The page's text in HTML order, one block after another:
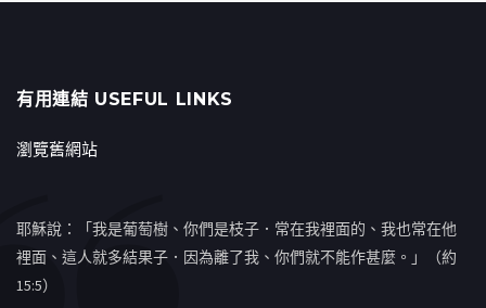
有用連結 USEFUL LINKS
瀏覽舊網站
耶穌說：「我是葡萄樹、你們是枝子．常在我裡面的、我也常在他
裡面、這人就多結果子．因為離了我、你們就不能作甚麼。」（約
15:5）